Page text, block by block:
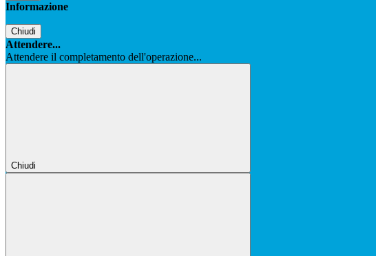
Informazione
Chiudi
Attendere...
Attendere il completamento dell'operazione...
Chiudi